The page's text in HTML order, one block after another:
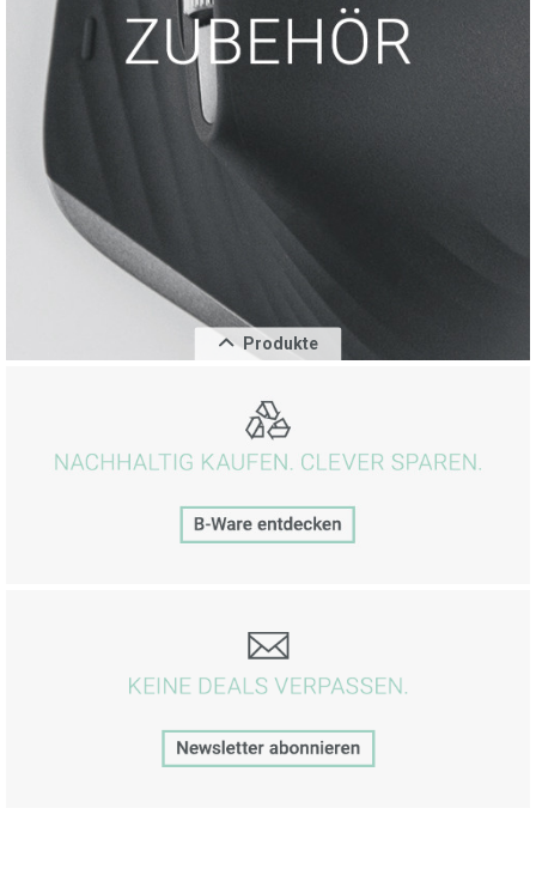
MSI Stealth 16 AI Studio A1VFG-039
Produkte
Belkin GaN Power Adapter 45 W